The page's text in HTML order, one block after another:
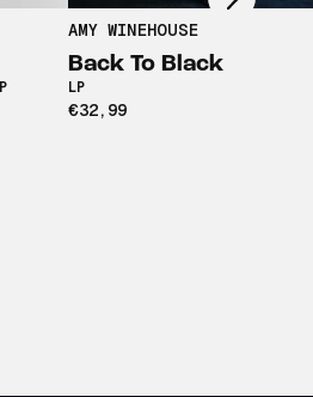
AMY WINEHOUSE
Back To Black
LP
€32,99